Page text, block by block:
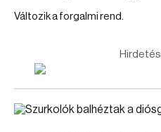
Változik a forgalmi rend.
Hirdetés